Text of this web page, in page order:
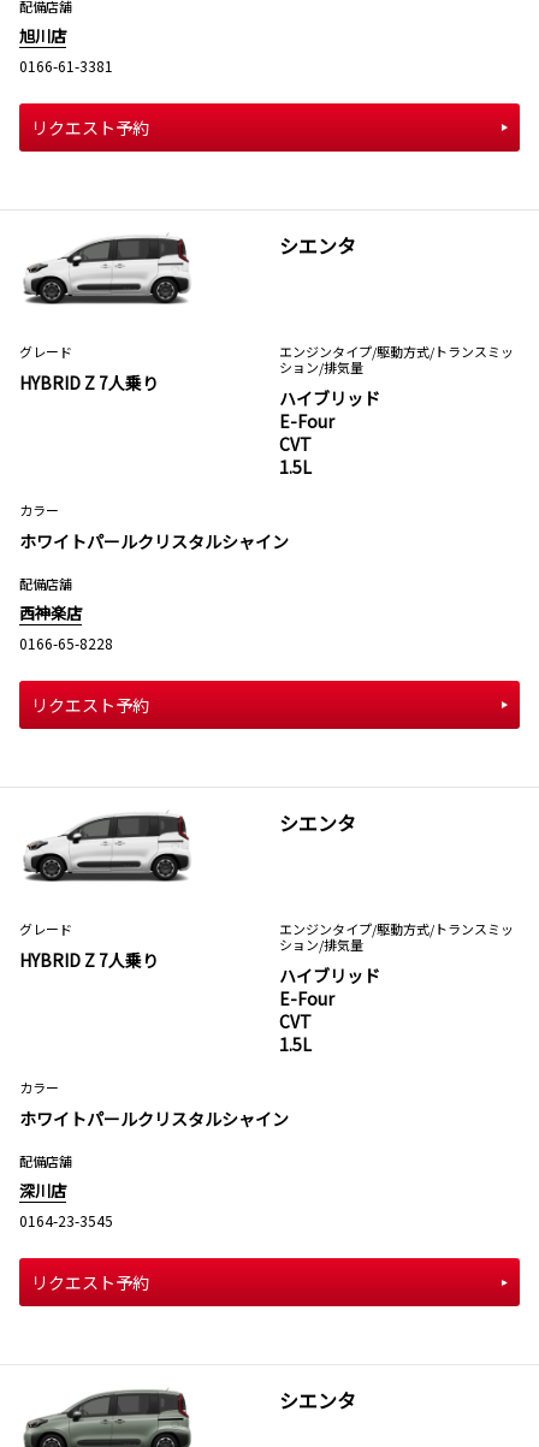
配備店舗
旭川店
0166-61-3381
リクエスト予約
シエンタ
グレード
HYBRID Z 7人乗り
エンジンタイプ/駆動方式/トランスミッ
ション/排気量
ハイブリッド
E-Four
CVT
1.5L
カラー
ホワイトパールクリスタルシャイン
配備店舗
西神楽店
0166-65-8228
リクエスト予約
シエンタ
グレード
HYBRID Z 7人乗り
エンジンタイプ/駆動方式/トランスミッ
ション/排気量
ハイブリッド
E-Four
CVT
1.5L
カラー
ホワイトパールクリスタルシャイン
配備店舗
深川店
0164-23-3545
リクエスト予約
シエンタ